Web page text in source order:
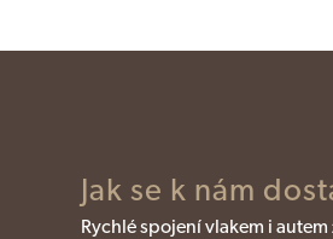
Jak se k nám
Rychlé spojení vlakem i